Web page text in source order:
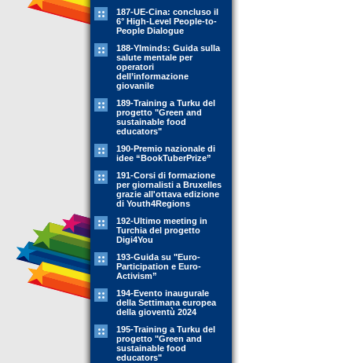
187-UE-Cina: concluso il
6° High-Level People-to-
People Dialogue
188-YIminds: Guida sulla
salute mentale per
operatori
dell’informazione
giovanile
189-Training a Turku del
progetto "Green and
sustainable food
educators"
190-Premio nazionale di
idee “BookTuberPrize”
191-Corsi di formazione
per giornalisti a Bruxelles
grazie all'ottava edizione
di Youth4Regions
192-Ultimo meeting in
Turchia del progetto
Digi4You
193-Guida su "Euro-
Participation e Euro-
Activism”
194-Evento inaugurale
della Settimana europea
della gioventù 2024
195-Training a Turku del
progetto "Green and
sustainable food
educators"